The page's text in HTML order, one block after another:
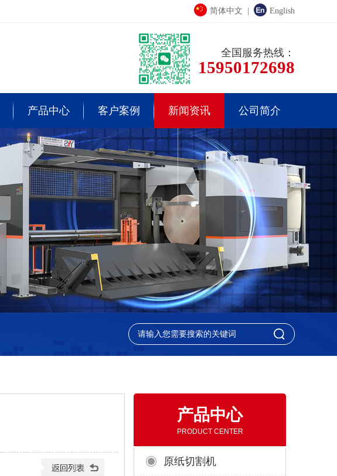
简体中文 English
全国服务热线：
15950172698
产品中心 客户案例 新闻资讯 公司简介
产品中心
PRODUCT CENTER
原纸切割机